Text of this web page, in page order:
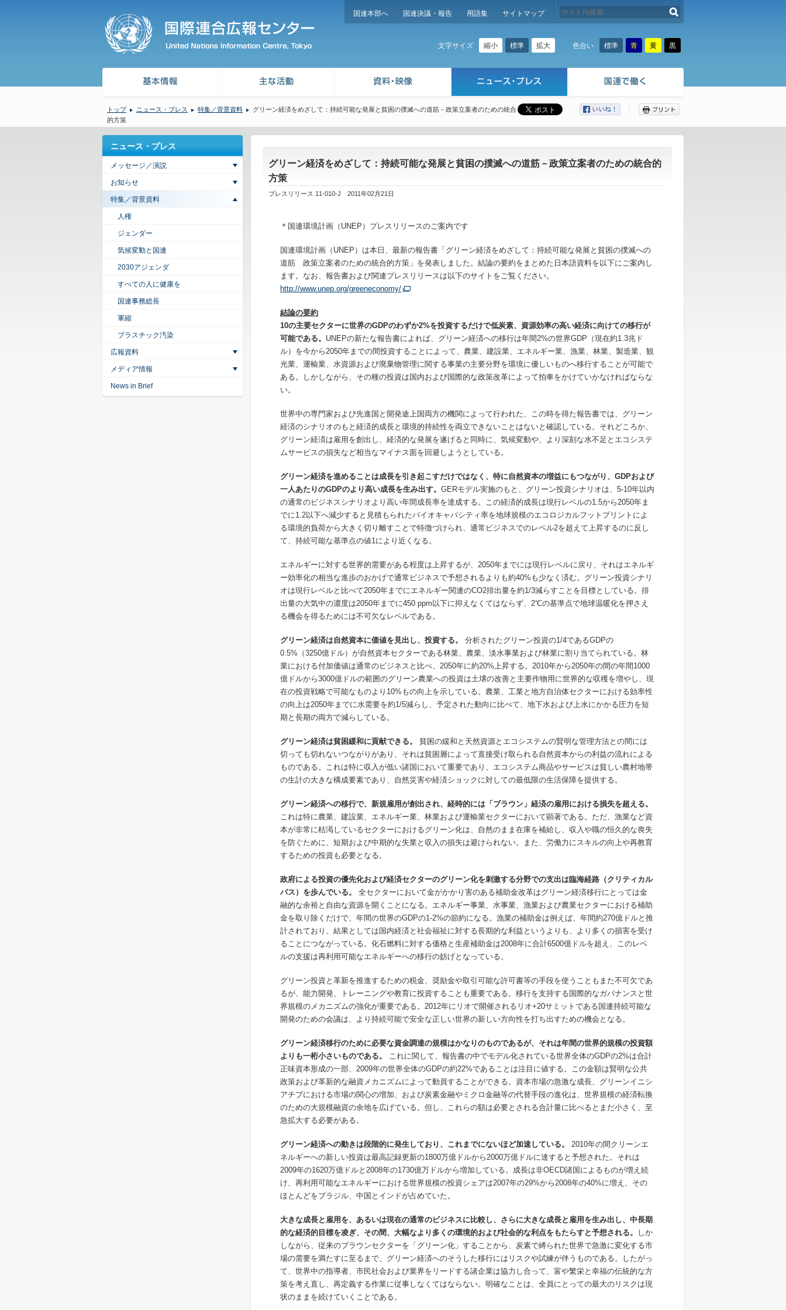
国連本部へ 国連決議・報告 用語集 サイトマップ
文字サイズ 縮小 標準 拡大 色合い 標準 青 黄 黒
トップ ニュース・プレス 特集／背景資料
グリーン経済をめざして：持続可能な発展と貧困の撲滅への道筋－政策立案者のための統合
的方策
グリーン経済をめざして：持続可能な発展と貧困の撲滅への道筋－政策立案者のための統合的
方策
プレスリリース 11-010-J 2011年02月21日
＊国連環境計画（UNEP）プレスリリースのご案内です
国連環境計画（UNEP）は本日、最新の報告書「グリーン経済をめざして：持続可能な発展と貧困の撲滅への
道筋 政策立案者のための統合的方策」を発表しました。結論の要約をまとめた日本語資料を以下にご案内し
ます。なお、報告書および関連プレスリリースは以下のサイトをご覧ください。
http://www.unep.org/greeneconomy/
結論の要約
10の主要セクターに世界のGDPのわずか2%を投資するだけで低炭素、資源効率の高い経済に向けての移行が
可能である。 UNEPの新たな報告書によれば、グリーン経済への移行は年間2%の世界GDP（現在約1.3兆ド
ル）を今から2050年までの間投資することによって、農業、建設業、エネルギー業、漁業、林業、製造業、観
光業、運輸業、水資源および廃棄物管理に関する事業の主要分野を環境に優しいものへ移行することが可能で
ある。しかしながら、その種の投資は国内および国際的な政策改革によって拍車をかけていかなければならな
い。
世界中の専門家および先進国と開発途上国両方の機関によって行われた、この時を得た報告書では、グリーン
経済のシナリオのもと経済的成長と環境的持続性を両立できないことはないと確認している。それどころか、
グリーン経済は雇用を創出し、経済的な発展を遂げると同時に、気候変動や、より深刻な水不足とエコシステ
ムサービスの損失など相当なマイナス面を回避しようとしている。
グリーン経済を進めることは成長を引き起こすだけではなく、特に自然資本の増益にもつながり、GDPおよび
一人あたりのGDPのより高い成長を生み出す。 GERモデル実施のもと、グリーン投資シナリオは、5-10年以内
の通常のビジネスシナリオより高い年間成長率を達成する。この経済的成長は現行レベルの1.5から2050年ま
でに1.2以下へ減少すると見積もられたバイオキャパシティ率を地球規模のエコロジカルフットプリントによ
る環境的負荷から大きく切り離すことで特徴づけられ、通常ビジネスでのレベル2を超えて上昇するのに反し
て、持続可能な基準点の値1により近くなる。
エネルギーに対する世界的需要がある程度は上昇するが、2050年までには現行レベルに戻り、それはエネルギ
ー効率化の相当な進歩のおかげで通常ビジネスで予想されるよりも約40%も少なく済む。グリーン投資シナリ
オは現行レベルと比べて2050年までにエネルギー関連のCO2排出量を約1/3減らすことを目標としている。排
出量の大気中の濃度は2050年までに450 ppm以下に抑えなくてはならず、2℃の基準点で地球温暖化を押さえ
る機会を得るためには不可欠なレベルである。
グリーン経済は自然資本に価値を見出し、投資する。
分析されたグリーン投資の1/4であるGDPの
0.5%（3250億ドル）が自然資本セクターである林業、農業、淡水事業および林業に割り当てられている。林
業における付加価値は通常のビジネスと比べ、2050年に約20%上昇する。2010年から2050年の間の年間1000
億ドルから3000億ドルの範囲のグリーン農業への投資は土壌の改善と主要作物用に世界的な収穫を増やし、現
在の投資戦略で可能なものより10%もの向上を示している。農業、工業と地方自治体セクターにおける効率性
の向上は2050年までに水需要を約1/5減らし、予定された動向に比べて、地下水および上水にかかる圧力を短
期と長期の両方で減らしている。
グリーン経済は貧困緩和に貢献できる。
貧困の緩和と天然資源とエコシステムの賢明な管理方法との間には
切っても切れないつながりがあり、それは貧困層によって直接受け取られる自然資本からの利益の流れによる
ものである。これは特に収入が低い諸国において重要であり、エコシステム商品やサービスは貧しい農村地帯
の生計の大きな構成要素であり、自然災害や経済ショックに対しての最低限の生活保障を提供する。
グリーン経済への移行で、新規雇用が創出され、経時的には「ブラウン」経済の雇用における損失を超える。
これは特に農業、建設業、エネルギー業、林業および運輸業セクターにおいて顕著である。ただ、漁業など資
本が非常に枯渇しているセクターにおけるグリーン化は、自然のまま在庫を補給し、収入や職の恒久的な喪失
を防ぐために、短期および中期的な失業と収入の損失は避けられない。また、労働力にスキルの向上や再教育
するための投資も必要となる。
政府による投資の優先化および経済セクターのグリーン化を刺激する分野での支出は臨海経路（クリティカル
パス）を歩んでいる。
全セクターにおいて金がかかり害のある補助金改革はグリーン経済移行にとっては金
融的な余裕と自由な資源を開くことになる。エネルギー事業、水事業、漁業および農業セクターにおける補助
金を取り除くだけで、年間の世界のGDPの1-2%の節約になる。漁業の補助金は例えば、年間約270億ドルと推
計されており、結果としては国内経済と社会福祉に対する長期的な利益というよりも、より多くの損害を受け
ることにつながっている。化石燃料に対する価格と生産補助金は2008年に合計6500億ドルを超え、このレベ
ルの支援は再利用可能なエネルギーへの移行の妨げとなっている。
グリーン投資と革新を推進するための税金、奨励金や取引可能な許可書等の手段を使うこともまた不可欠であ
るが、能力開発、トレーニングや教育に投資することも重要である。移行を支持する国際的なガバナンスと世
界規模のメカニズムの強化が重要である。2012年にリオで開催されるリオ+20サミットである国連持続可能な
開発のための会議は、より持続可能で安全な正しい世界の新しい方向性を打ち出すための機会となる。
グリーン経済移行のために必要な資金調達の規模はかなりのものであるが、それは年間の世界的規模の投資額
よりも一桁小さいものである。
これに関して、報告書の中でモデル化されている世界全体のGDPの2%は合計
正味資本形成の一部、2009年の世界全体のGDPの約22%であることは注目に値する。この金額は賢明な公共
政策および革新的な融資メカニズムによって動員することができる。資本市場の急激な成長、グリーンイニシ
アチブにおける市場の関心の増加、および炭素金融やミクロ金融等の代替手段の進化は、世界規模の経済転換
のための大規模融資の余地を広げている。但し、これらの額は必要とされる合計量に比べるとまだ小さく、至
急拡大する必要がある。
グリーン経済への動きは段階的に発生しており、これまでにないほど加速している。
2010年の間クリーンエ
ネルギーへの新しい投資は最高記録更新の1800万億ドルから2000万億ドルに達すると予想された。それは
2009年の1620万億ドルと2008年の1730億万ドルから増加している。成長は非OECD諸国によるものが増え続
け、再利用可能なエネルギーにおける世界規模の投資シェアは2007年の29%から2008年の40%に増え、その
ほとんどをブラジル、中国とインドが占めていた。
大きな成長と雇用を、あるいは現在の通常のビジネスに比較し、さらに大きな成長と雇用を生み出し、中長期
的な経済的目標を凌ぎ、その間、大幅なより多くの環境的および社会的な利点をもたらすと予想される。
しか
しながら、従来のブラウンセクターを「グリーン化」することから、炭素で縛られた世界で急激に変化する市
場の需要を満たすに至るまで、グリーン経済へのそうした移行にはリスクや試練が伴うものである。したがっ
て、世界中の指導者、市民社会および業界をリードする諸企業は協力し合って、富や繁栄と幸福の伝統的な方
策を考え直し、再定義する作業に従事しなくてはならない。明確なことは、全員にとっての最大のリスクは現
状のままを続けていくことである。
ニュース・プレス
メッセージ／演説
お知らせ
特集／背景資料
人権
ジェンダー
気候変動と国連
2030アジェンダ
すべての人に健康を
国連事務総長
軍縮
プラスチック汚染
広報資料
メディア情報
News in Brief